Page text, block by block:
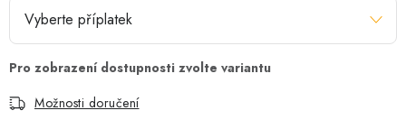
Možnosti doručení